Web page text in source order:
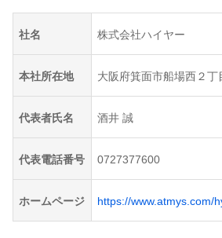
社名 株式会社ハイヤー
本社所在地 大阪府箕面市船場西２丁
代表者氏名 酒井 誠
代表電話番号 0727377600
ホームページ https://www.atmys.com/